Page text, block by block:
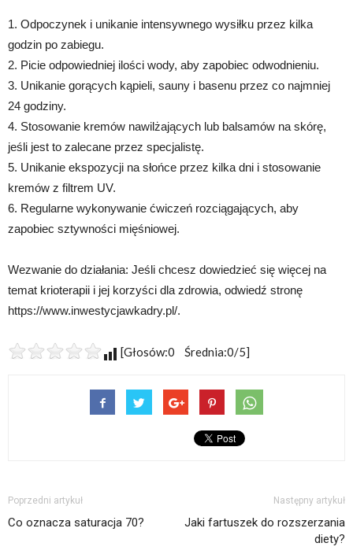
1. Odpoczynek i unikanie intensywnego wysiłku przez kilka
godzin po zabiegu.
2. Picie odpowiedniej ilości wody, aby zapobiec odwodnieniu.
3. Unikanie gorących kąpieli, sauny i basenu przez co najmniej
24 godziny.
4. Stosowanie kremów nawilżających lub balsamów na skórę,
jeśli jest to zalecane przez specjalistę.
5. Unikanie ekspozycji na słońce przez kilka dni i stosowanie
kremów z filtrem UV.
6. Regularne wykonywanie ćwiczeń rozciągających, aby
zapobiec sztywności mięśniowej.
Wezwanie do działania: Jeśli chcesz dowiedzieć się więcej na
temat krioterapii i jej korzyści dla zdrowia, odwiedź stronę
https://www.inwestycjawkadry.pl/.
[Głosów:0 Średnia:0/5]
Poprzedni artykuł
Co oznacza saturacja 70?
Następny artykuł
Jaki fartuszek do rozszerzania
diety?